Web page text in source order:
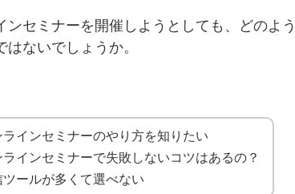
ンセミナーを開催しようとしても、どのよ
はないでしょうか。
ラインセミナーのやり方を知りたい
ラインセミナーで失敗しないコツはあるの？
ツールが多くて選べない